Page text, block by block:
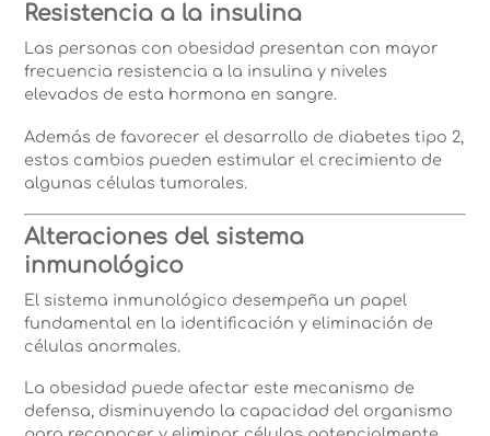
Resistencia a la insulina
Las personas con obesidad presentan con mayor
frecuencia resistencia a la insulina y niveles
elevados de esta hormona en sangre.
Además de favorecer el desarrollo de diabetes tipo 2,
estos cambios pueden estimular el crecimiento de
algunas células tumorales.
Alteraciones del sistema
inmunológico
El sistema inmunológico desempeña un papel
fundamental en la identificación y eliminación de
células anormales.
La obesidad puede afectar este mecanismo de
defensa, disminuyendo la capacidad del organismo